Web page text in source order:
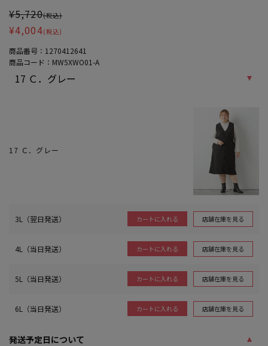
¥5,720(税込)
¥4,004(税込)
商品番号： 1270412641
商品コード： MW5XWO01-A
17 Ｃ．グレー
3L（翌日発送） カートに入れる 店舗在庫を見る
4L（当日発送） カートに入れる 店舗在庫を見る
5L（当日発送） カートに入れる 店舗在庫を見る
6L（当日発送） カートに入れる 店舗在庫を見る
発送予定日について